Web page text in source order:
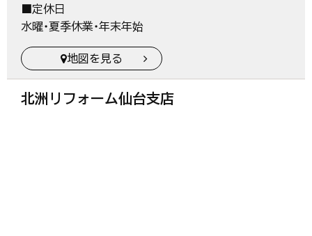
■定休日
水曜・夏季休業・年末年始
地図を見る
北洲リフォーム仙台支店